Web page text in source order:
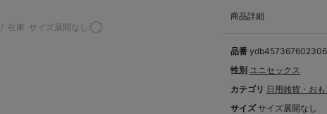
/ 在庫 サイズ展開なし:◯
商品詳細
品番
性別 ユニセックス
カテゴリ 日用雑貨・お
サイズ サイズ展開なし